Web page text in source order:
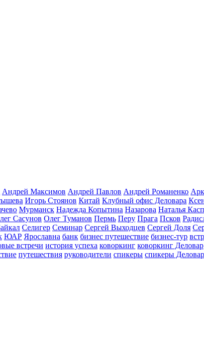
Андрей Максимов Андрей Павлов Андрей Романенко
Игорь Стоянов Китай Клубный офис Деловара
Мурманск Надежда Копытина Назарова Наталья
Сасунов Олег Туманов Пермь Перу Прага Псков
Селигер Семинар Сергей Выходцев Сергей Доля
ЮАР Ярославна банк бизнес путешествие бизнес-тур
встречи история успеха коворкинг коворкинг Деловар
путешествия руководители спикеры спикеры